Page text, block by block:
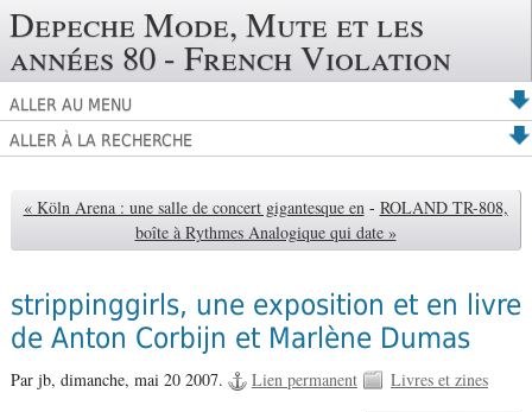
Depeche Mode, Mute et les
années 80 - French Violation
ALLER AU MENU
ALLER À LA RECHERCHE
« Köln Arena : une salle de concert gigantesque en - ROLAND TR-808,
boîte à Rythmes Analogique qui date »
strippinggirls, une exposition et en livre
de Anton Corbijn et Marlène Dumas
Par jb, dimanche, mai 20 2007. Lien permanent Livres et zines